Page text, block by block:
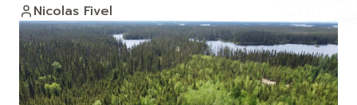
Nicolas Fivel